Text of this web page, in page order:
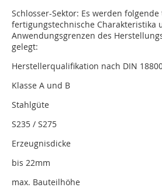
Schlosser-Sektor: Es werden
fertigungstechnische Charakteristika
Anwendungsgrenzen des
gelegt:
Herstellerqualifikation nach DIN
Klasse A und B
Stahlgüte
S235 / S275
Erzeugnisdicke
bis 22mm
max. Bauteilhöhe